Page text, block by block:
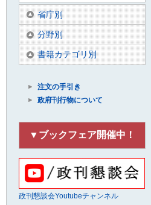
省庁別
分野別
書籍カテゴリ別
注文の手引き
政府刊行物について
▼ブックフェア開催中！
政刊懇談会Youtubeチャンネル